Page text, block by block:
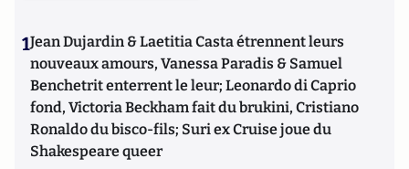
1Jean Dujardin & Laetitia Casta étrennent leurs
nouveaux amours, Vanessa Paradis & Samuel
Benchetrit enterrent le leur; Leonardo di Caprio
fond, Victoria Beckham fait du brukini, Cristiano
Ronaldo du bisco-fils; Suri ex Cruise joue du
Shakespeare queer